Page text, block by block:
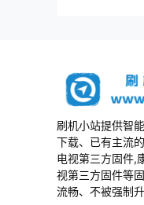
刷机小站提供智
下载、已有主流
电视第三方固件,
视第三方固件等
流畅、不被强制